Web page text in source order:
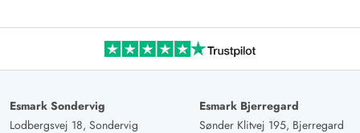
Esmark Sondervig
Lodbergsvej 18, Sondervig
Esmark Bjerregard
Sønder Klitvej 195, Bjerregard